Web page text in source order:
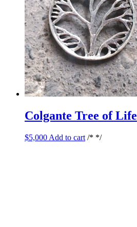
Colgante Tree of Life
$5,000 Add to cart /* */